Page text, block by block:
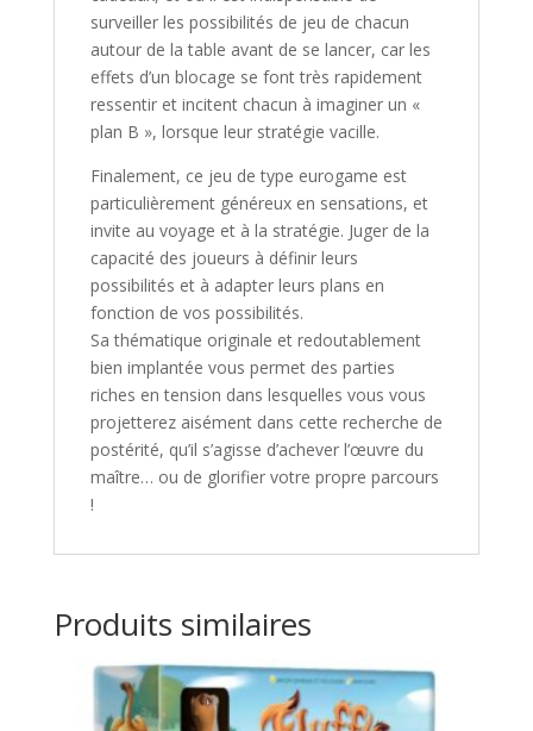
surveiller les possibilités de jeu de chacun
autour de la table avant de se lancer, car les
effets d’un blocage se font très rapidement
ressentir et incitent chacun à imaginer un «
plan B », lorsque leur stratégie vacille.
Finalement, ce jeu de type eurogame est
particulièrement généreux en sensations, et
invite au voyage et à la stratégie. Juger de la
capacité des joueurs à définir leurs
possibilités et à adapter leurs plans en
fonction de vos possibilités.
Sa thématique originale et redoutablement
bien implantée vous permet des parties
riches en tension dans lesquelles vous vous
projetterez aisément dans cette recherche de
postérité, qu’il s’agisse d’achever l’œuvre du
maître… ou de glorifier votre propre parcours
!
Produits similaires